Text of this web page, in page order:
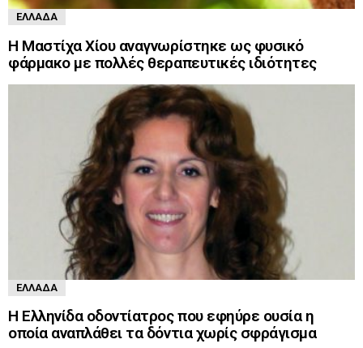
ΕΛΛΆΔΑ
Η Μαστίχα Χίου αναγνωρίστηκε ως φυσικό
φάρμακο με πολλές θεραπευτικές ιδιότητες
ΕΛΛΆΔΑ
Η Ελληνίδα οδοντίατρος που εφηύρε ουσία η
οποία αναπλάθει τα δόντια χωρίς σφράγισμα